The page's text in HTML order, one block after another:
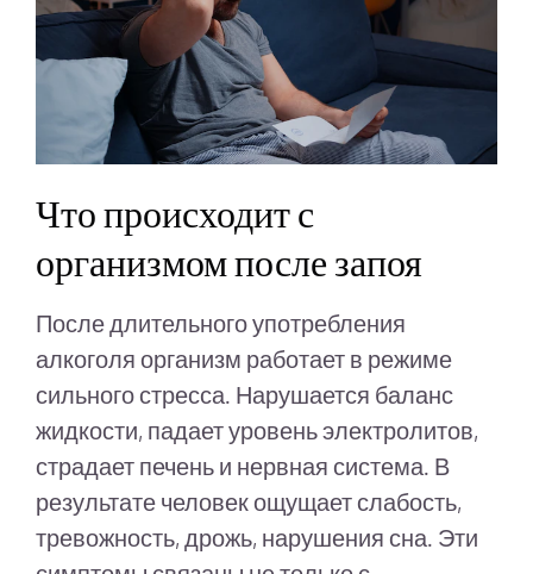
Что происходит с
организмом после запоя
После длительного употребления
алкоголя организм работает в режиме
сильного стресса. Нарушается баланс
жидкости, падает уровень электролитов,
страдает печень и нервная система. В
результате человек ощущает слабость,
тревожность, дрожь, нарушения сна. Эти